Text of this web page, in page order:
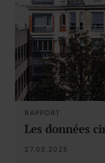
RAPPORT
Les données
27.03.2025